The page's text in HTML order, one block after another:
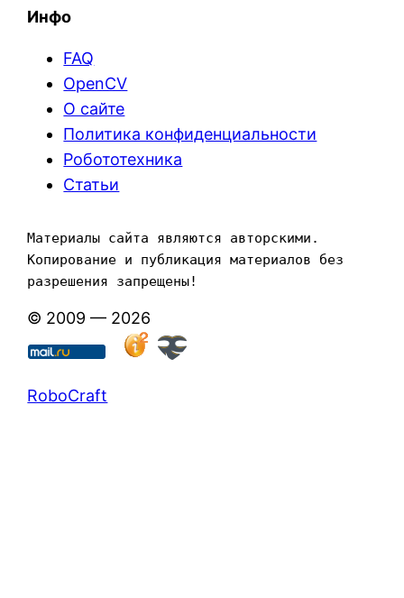
Инфо
FAQ
OpenCV
О сайте
Политика конфиденциальности
Робототехника
Статьи
Материалы сайта являются авторскими.
Копирование и публикация материалов без
разрешения запрещены!
© 2009 — 2026
RoboCraft